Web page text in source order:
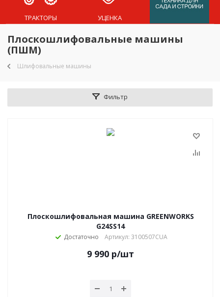
ТРАКТОРЫ УЦЕНКА
Плоскошлифовальные машины
(ПШМ)
Шлифовальные машины
Фильтр
Плоскошлифовальная машина GREENWORKS
G24SS14
Достаточно Артикул: 3100507CUA
9 990 р/шт